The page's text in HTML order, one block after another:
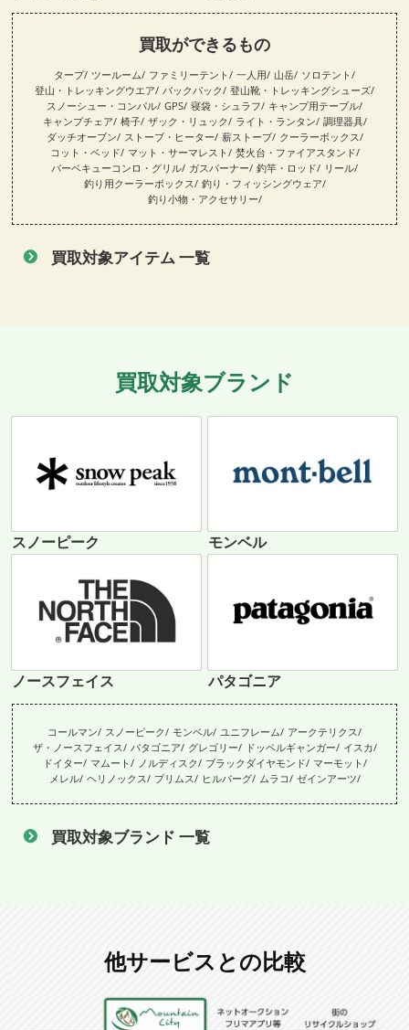
買取ができるもの
タープ ツールーム ファミリーテント 一人用 山岳 ソロテント
登山・トレッキングウエア
バックパック
登山靴・トレッキングシューズ
スノーシュー・コンパル GPS 寝袋・シュラフ
キャンプ用テーブル
キャンプチェア 椅子 ザック・リュック ライト・ランタン 調理器具
ダッチオーブン
ストーブ・ヒーター 薪ストーブ
クーラーボックス
コット・ベッド
マット・サーマレスト
焚火台・ファイアスタンド
バーベキューコンロ・グリル ガスバーナー 釣竿・ロッド
リール
釣り用クーラーボックス
釣り・フィッシングウェア
釣り小物・アクセサリー
買取対象アイテム 一覧
買取対象ブランド
スノーピーク モンベル
ノースフェイス パタゴニア
コールマン スノーピーク モンベル ユニフレーム
アークテリクス
ザ・ノースフェイス パタゴニア グレゴリー ドッペルギャンガー
イスカ
ドイター
マムート ノルディスク ブラックダイヤモンド
マーモット
メレル ヘリノックス プリムス ヒルバーグ ムラコ ゼインアーツ
買取対象ブランド 一覧
他サービスとの比較